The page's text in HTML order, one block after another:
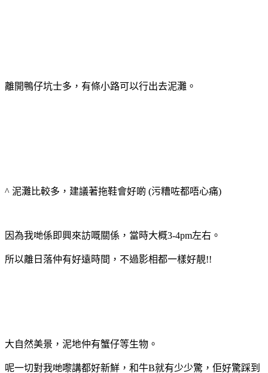
離開鴨仔坑士多，有條小路可以行出去泥灘。
^ 泥灘比較多，建議著拖鞋會好啲 (污糟咗都唔心痛)
因為我哋係即興來訪嘅關係，當時大概3-4pm左右。
所以離日落仲有好遠時間，不過影相都一樣好靚!!
大自然美景，泥地仲有蟹仔等生物。
呢一切對我哋嚟講都好新鮮，和牛B就有少少驚，佢好驚踩到